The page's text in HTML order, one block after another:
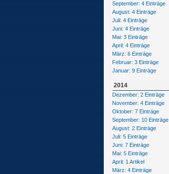
September: 4 Einträge
August: 4 Einträge
Juli: 4 Einträge
Juni: 4 Einträge
Mai: 3 Einträge
April: 4 Einträge
März: 6 Einträge
Februar: 3 Einträge
Januar: 9 Einträge
2014
Dezember: 2 Einträge
November: 4 Einträge
Oktober: 7 Einträge
September: 10 Einträge
August: 2 Einträge
Juli: 5 Einträge
Juni: 7 Einträge
Mai: 5 Einträge
April: 1 Artikel
März: 4 Einträge